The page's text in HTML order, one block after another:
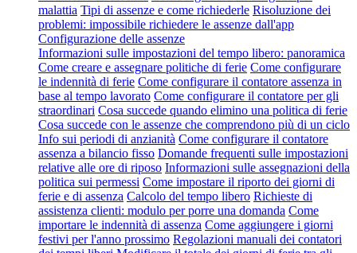
malattia Tipi di assenze e come richiederle Risoluzione dei
problemi: impossibile richiedere le assenze dall'app
Configurazione delle assenze
Informazioni sulle impostazioni del tempo libero: panoramica
Come creare e assegnare politiche di ferie Come configurare
le indennità di ferie Come configurare il contatore assenza in
base al tempo lavorato Come configurare il contatore per gli
straordinari Cosa succede quando elimino una politica di ferie
Cosa succede con le assenze che comprendono più di un ciclo
Info sui periodi di anzianità Come configurare il contatore
assenza a bilancio fisso Domande frequenti sulle impostazioni
relative alle ore di riposo Informazioni sulle assegnazioni della
politica sui permessi Come impostare il riporto dei giorni di
ferie e di assenza Calcolo del tempo libero Richieste di
assistenza clienti: modulo per porre una domanda Come
importare le indennità di assenza Come aggiungere i giorni
festivi per l'anno prossimo Regolazioni manuali dei contatori